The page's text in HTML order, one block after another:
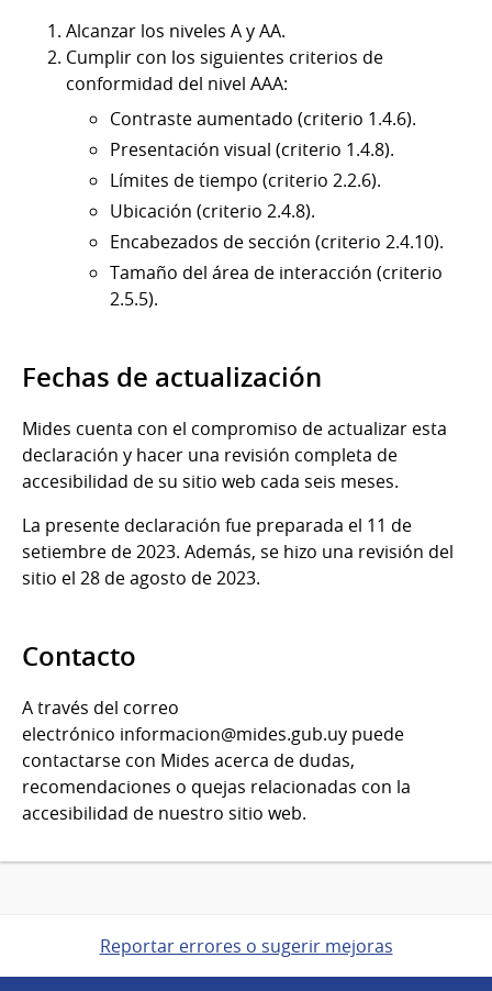
Alcanzar los niveles A y AA.
Cumplir con los siguientes criterios de
conformidad del nivel AAA:
Contraste aumentado (criterio 1.4.6).
Presentación visual (criterio 1.4.8).
Límites de tiempo (criterio 2.2.6).
Ubicación (criterio 2.4.8).
Encabezados de sección (criterio 2.4.10).
Tamaño del área de interacción (criterio
2.5.5).
Fechas de actualización
Mides cuenta con el compromiso de actualizar esta
declaración y hacer una revisión completa de
accesibilidad de su sitio web cada seis meses.
La presente declaración fue preparada el 11 de
setiembre de 2023. Además, se hizo una revisión del
sitio el 28 de agosto de 2023.
Contacto
A través del correo
electrónico informacion@mides.gub.uy puede
contactarse con Mides acerca de dudas,
recomendaciones o quejas relacionadas con la
accesibilidad de nuestro sitio web.
Reportar errores o sugerir mejoras